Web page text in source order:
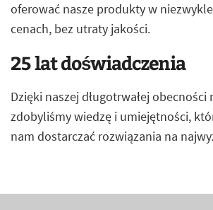
oferować nasze produkty w
cenach, bez utraty jakości.
25 lat doświadczenia
Dzięki naszej długotrwałej obecności
zdobyliśmy wiedzę i umiejętności,
nam dostarczać rozwiązania na